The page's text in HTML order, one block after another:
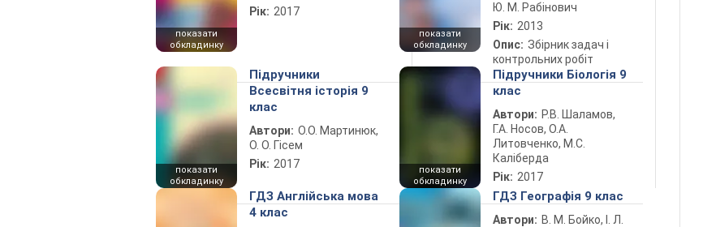
показати
обкладинку
Рік: 2017
показати
обкладинку
Ю. М. Рабінович
Рік: 2013
Опис: Збірник задач і
контрольних робіт
показати
обкладинку
Підручники
Всесвітня історія 9
клас
Автори: О.О. Мартинюк,
О. О. Гісем
Рік: 2017
показати
обкладинку
Підручники Біологія 9
клас
Автори: Р.В. Шаламов,
Г.А. Носов, О.А.
Литовченко, М.С.
Каліберда
Рік: 2017
ГДЗ Англійська мова
4 клас
ГДЗ Географія 9 клас
Автори: В. М. Бойко, І. Л.